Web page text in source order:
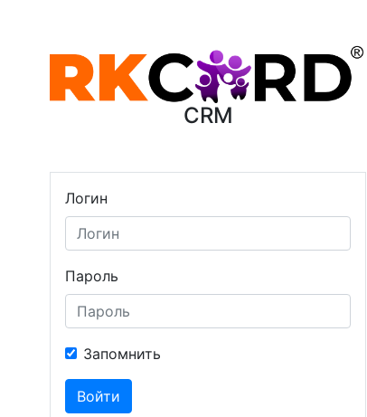
CRM
Логин
Пароль
Запомнить
Войти